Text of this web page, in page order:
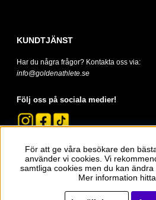
KUNDTJÄNST
Har du några frågor? Kontakta oss via:
info@goldenathlete.se
Följ oss på sociala medier!
För att ge våra besökare den
använder vi cookies. Vi
samtliga cookies men du kan ändra
Mer information